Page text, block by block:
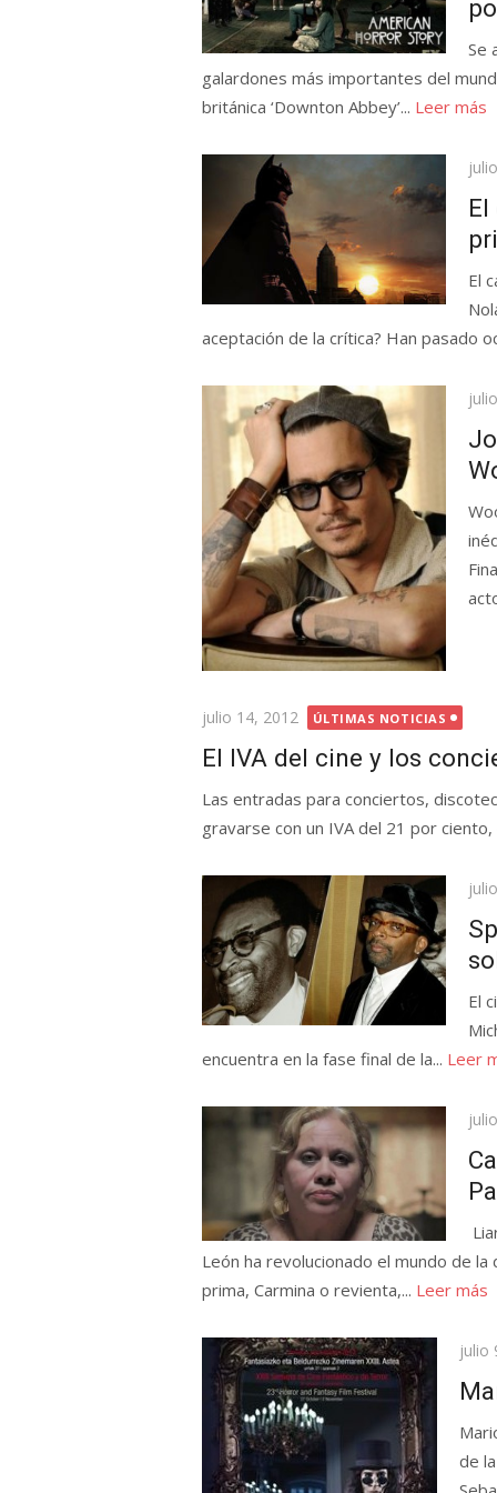
Se
galardones más importantes del
británica ‘Downton Abbey’... Leer más
El
aceptación de la crítica? Han pasado
Publicada
julio 14, 2012 ÚLTIMAS NOTICIAS
El IVA del cine y los
Las entradas para conciertos,
gravarse con un IVA del 21 por
El
encuentra en la fase final de la... Leer
León ha revolucionado el mundo de
prima, Carmina o revienta,... Leer más
julio
de